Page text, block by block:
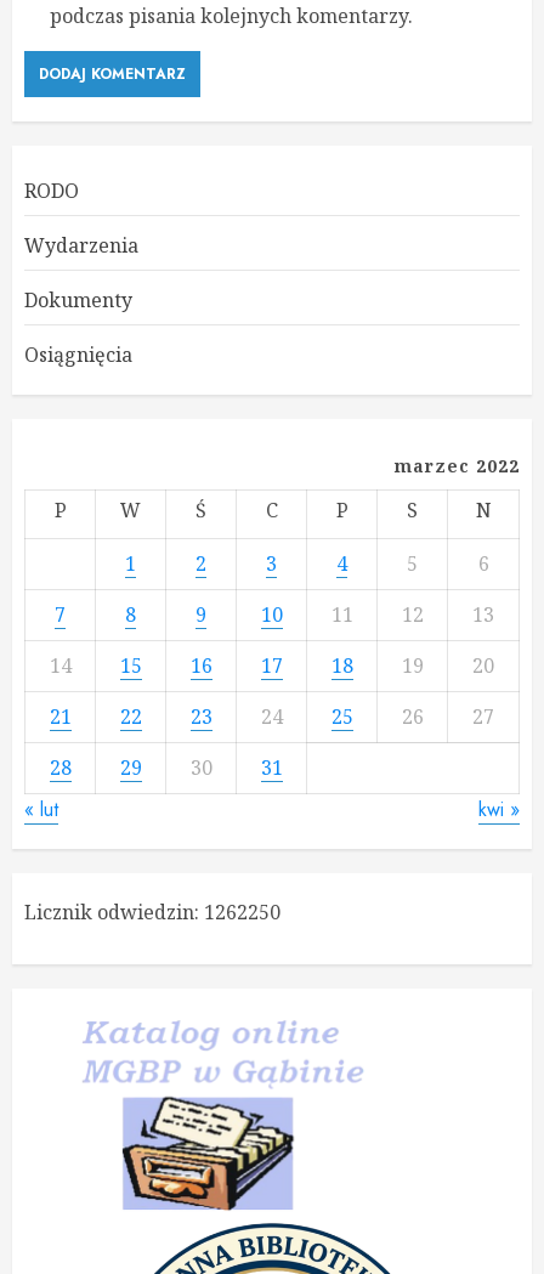
podczas pisania kolejnych komentarzy.
RODO
Wydarzenia
Dokumenty
Osiągnięcia
marzec 2022
P W Ś C P S
N
1
2 3 4 5
6
7
8 9 10 11 12
13
14
15 16 17 18 19
20
21
22 23 24 25 26
27
28
29 30 31
« lut kwi »
Licznik odwiedzin: 1262250